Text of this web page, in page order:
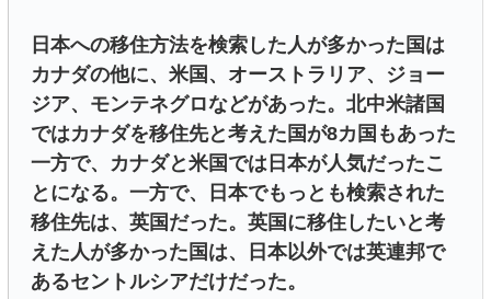
日本への移住方法を検索した人が多かった国は
カナダの他に、米国、オーストラリア、ジョー
ジア、モンテネグロなどがあった。北中米諸国
ではカナダを移住先と考えた国が8カ国もあった
一方で、カナダと米国では日本が人気だったこ
とになる。一方で、日本でもっとも検索された
移住先は、英国だった。英国に移住したいと考
えた人が多かった国は、日本以外では英連邦で
あるセントルシアだけだった。